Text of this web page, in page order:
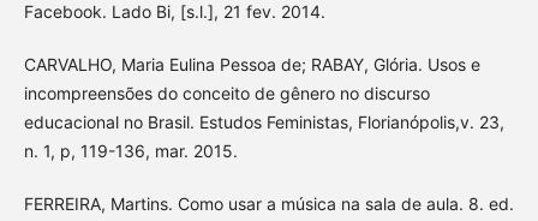
Facebook. Lado Bi, [s.l.], 21 fev. 2014.
CARVALHO, Maria Eulina Pessoa de; RABAY, Glória. Usos e
incompreensões do conceito de gênero no discurso
educacional no Brasil. Estudos Feministas, Florianópolis,v. 23,
n. 1, p, 119-136, mar. 2015.
FERREIRA, Martins. Como usar a música na sala de aula. 8. ed.